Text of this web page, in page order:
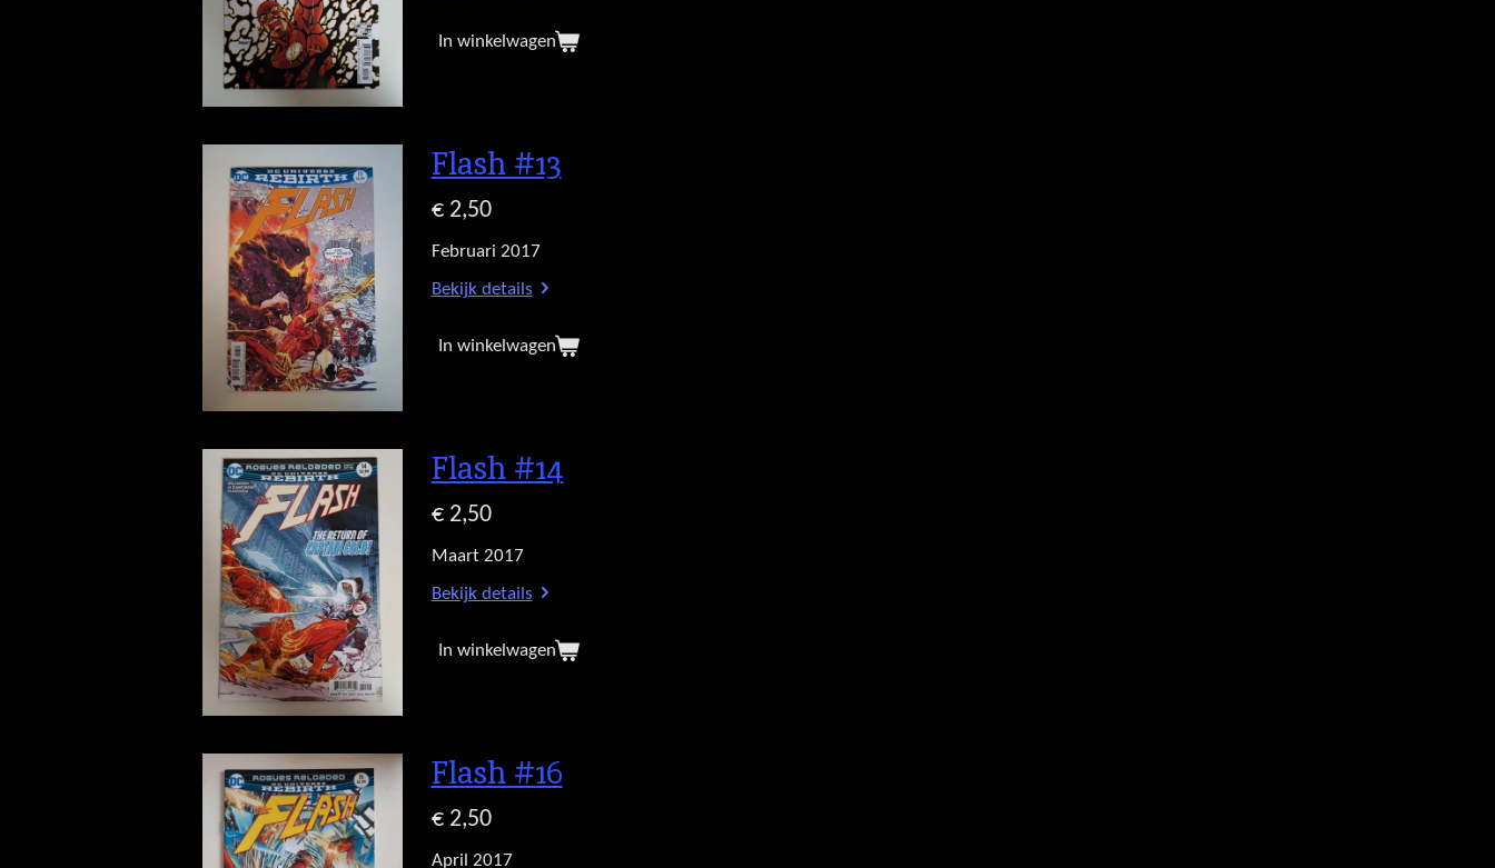
In winkelwagen
Flash #13
€ 2,50
Februari 2017
Bekijk details
In winkelwagen
Flash #14
€ 2,50
Maart 2017
Bekijk details
In winkelwagen
Flash #16
€ 2,50
April 2017